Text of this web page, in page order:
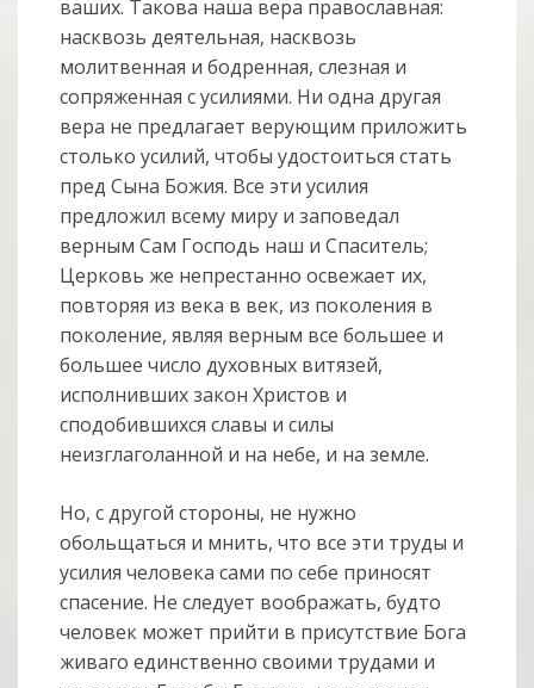
ваших. Такова наша вера православная:
насквозь деятельная, насквозь
молитвенная и бодренная, слезная и
сопряженная с усилиями. Ни одна другая
вера не предлагает верующим приложить
столько усилий, чтобы удостоиться стать
пред Сына Божия. Все эти усилия
предложил всему миру и заповедал
верным Сам Господь наш и Спаситель;
Церковь же непрестанно освежает их,
повторяя из века в век, из поколения в
поколение, являя верным все большее и
большее число духовных витязей,
исполнивших закон Христов и
сподобившихся славы и силы
неизглаголанной и на небе, и на земле.
Но, с другой стороны, не нужно
обольщаться и мнить, что все эти труды и
усилия человека сами по себе приносят
спасение. Не следует воображать, будто
человек может прийти в присутствие Бога
живаго единственно своими трудами и